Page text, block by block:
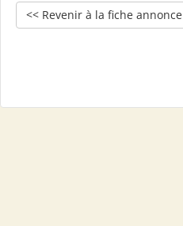
<< Revenir à la fiche annonce